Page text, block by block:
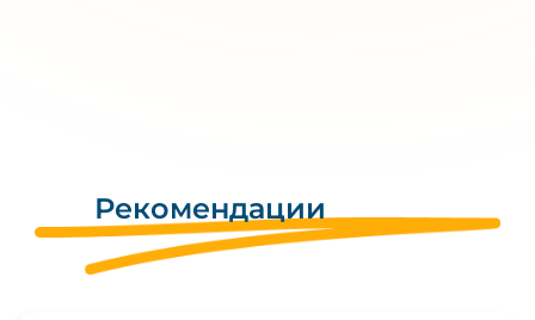
Рекомендации